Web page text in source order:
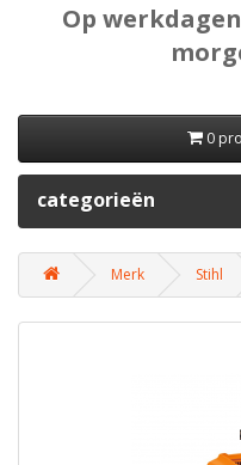
Op
0
categorieën
Merk Stihl